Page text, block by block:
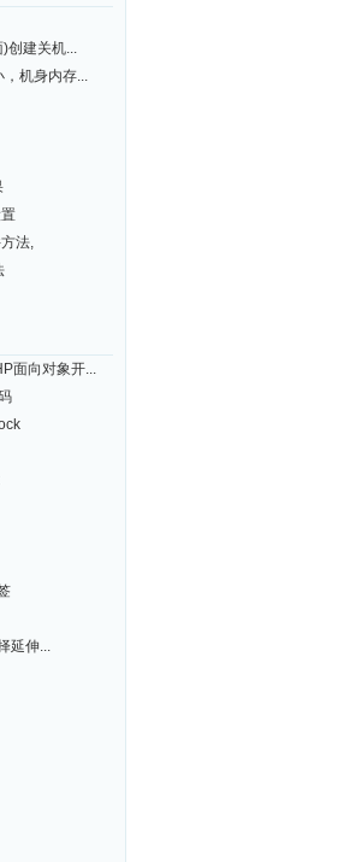
创建关机...
机身内存...
法,
面向对象开...
延伸...